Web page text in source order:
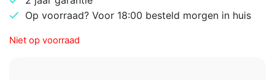
Op voorraad? Voor 18:00 besteld morgen in huis
Niet op voorraad